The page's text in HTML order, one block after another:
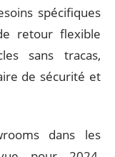
spécifiques
retour flexible
sans tracas,
de sécurité et
dans les